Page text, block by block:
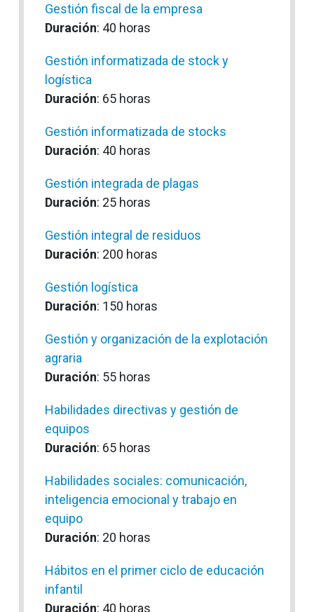
Gestión fiscal de la empresa
Duración: 40 horas
Gestión informatizada de stock y
logística
Duración: 65 horas
Gestión informatizada de stocks
Duración: 40 horas
Gestión integrada de plagas
Duración: 25 horas
Gestión integral de residuos
Duración: 200 horas
Gestión logística
Duración: 150 horas
Gestión y organización de la explotación
agraria
Duración: 55 horas
Habilidades directivas y gestión de
equipos
Duración: 65 horas
Habilidades sociales: comunicación,
inteligencia emocional y trabajo en
equipo
Duración: 20 horas
Hábitos en el primer ciclo de educación
infantil
Duración: 40 horas